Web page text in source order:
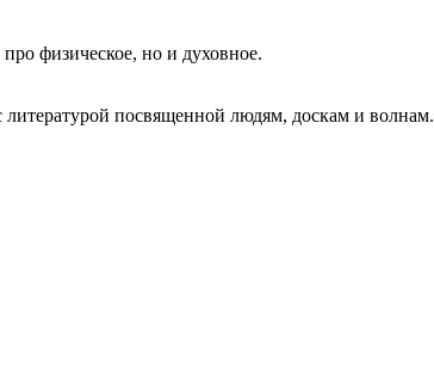
физическое, но и духовное.
посвященной людям, доскам и волнам.